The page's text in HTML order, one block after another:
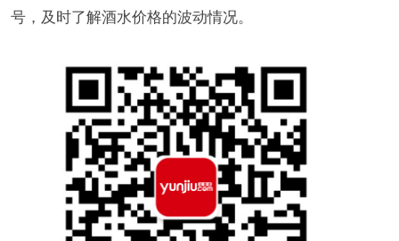
号，及时了解酒水价格的波动情况。